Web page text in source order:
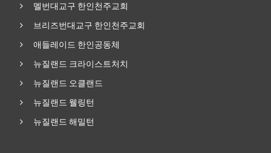
멜번대교구 한인천주교회
브리즈번대교구 한인천주교회
애들레이드 한인공동체
뉴질랜드 크라이스트처치
뉴질랜드 오클랜드
뉴질랜드 웰링턴
뉴질랜드 해밀턴